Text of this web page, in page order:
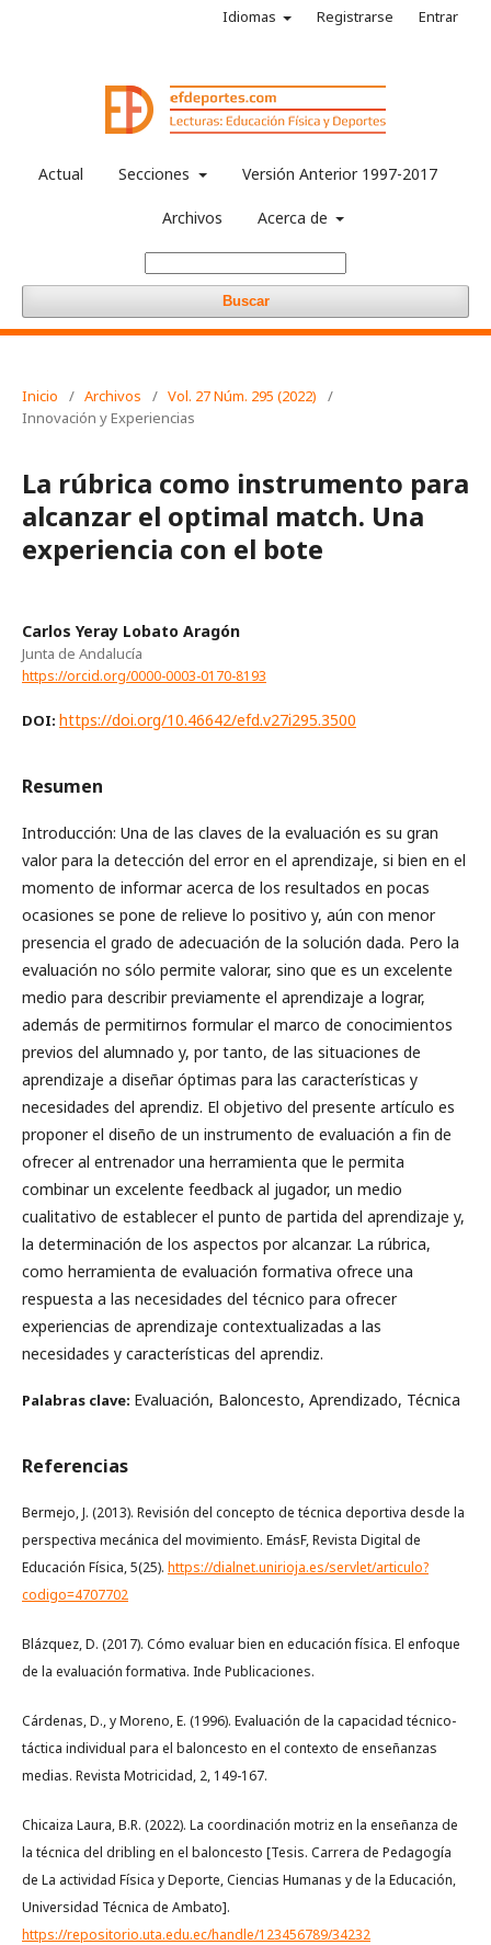
Actual Secciones Versión Anterior 1997-2017
Archivos Acerca de
Buscar
Idiomas Registrarse Entrar
Inicio / Archivos / Vol. 27 Núm. 295 (2022)
/
Innovación y Experiencias
La rúbrica como instrumento para
alcanzar el optimal match. Una
experiencia con el bote
Carlos Yeray Lobato Aragón
Junta de Andalucía
https://orcid.org/0000-0003-0170-8193
DOI: https://doi.org/10.46642/efd.v27i295.3500
Resumen
Introducción: Una de las claves de la evaluación es su gran
valor para la detección del error en el aprendizaje, si bien en el
momento de informar acerca de los resultados en pocas
ocasiones se pone de relieve lo positivo y, aún con menor
presencia el grado de adecuación de la solución dada. Pero la
evaluación no sólo permite valorar, sino que es un excelente
medio para describir previamente el aprendizaje a lograr,
además de permitirnos formular el marco de conocimientos
previos del alumnado y, por tanto, de las situaciones de
aprendizaje a diseñar óptimas para las características y
necesidades del aprendiz. El objetivo del presente artículo es
proponer el diseño de un instrumento de evaluación a fin de
ofrecer al entrenador una herramienta que le permita
combinar un excelente feedback al jugador, un medio
cualitativo de establecer el punto de partida del aprendizaje y,
la determinación de los aspectos por alcanzar. La rúbrica,
como herramienta de evaluación formativa ofrece una
respuesta a las necesidades del técnico para ofrecer
experiencias de aprendizaje contextualizadas a las
necesidades y características del aprendiz.
Palabras clave: Evaluación, Baloncesto, Aprendizado, Técnica
Referencias
Bermejo, J. (2013). Revisión del concepto de técnica deportiva desde la
perspectiva mecánica del movimiento. EmásF, Revista Digital de
Educación Física, 5(25). https://dialnet.unirioja.es/servlet/articulo?
codigo=4707702
Blázquez, D. (2017). Cómo evaluar bien en educación física. El enfoque
de la evaluación formativa. Inde Publicaciones.
Cárdenas, D., y Moreno, E. (1996). Evaluación de la capacidad técnico-
táctica individual para el baloncesto en el contexto de enseñanzas
medias. Revista Motricidad, 2, 149-167.
Chicaiza Laura, B.R. (2022). La coordinación motriz en la enseñanza de
la técnica del dribling en el baloncesto [Tesis. Carrera de Pedagogía
de La actividad Física y Deporte, Ciencias Humanas y de la Educación,
Universidad Técnica de Ambato].
https://repositorio.uta.edu.ec/handle/123456789/34232